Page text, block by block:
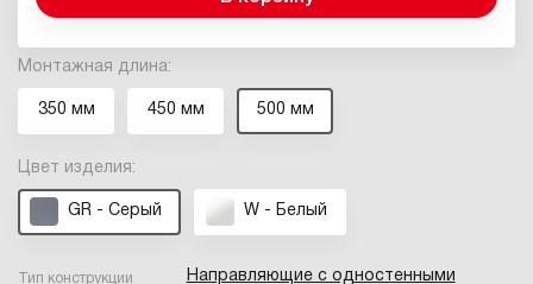
Монтажная длина:
350 мм 450 мм 500 мм
Цвет изделия:
GR - Серый W - Белый
Тип конструкции
Направляющие с одностенными